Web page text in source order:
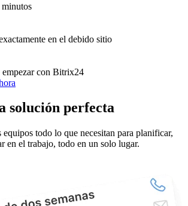
minutos
en el debido sitio
empezar con Bitrix24
solución perfecta
todo lo que necesitan para planificar,
en el trabajo, todo en un solo lugar.